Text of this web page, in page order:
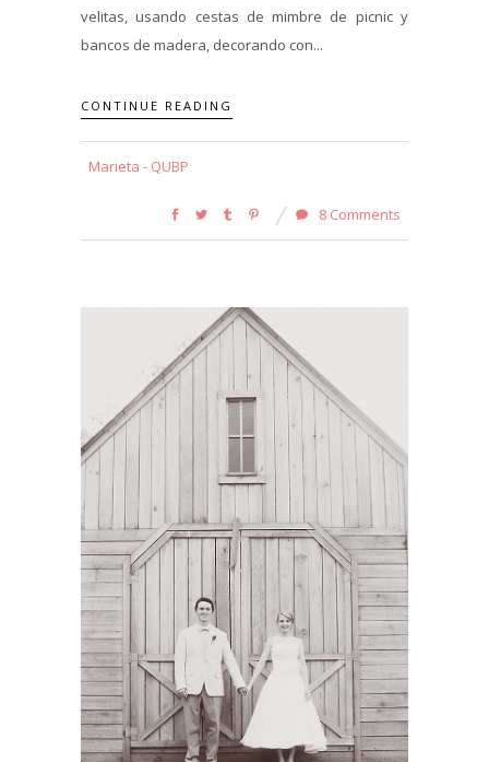
velitas, usando cestas de mimbre de picnic y
bancos de madera, decorando con...
CONTINUE READING
Marieta - QUBP
8 Comments